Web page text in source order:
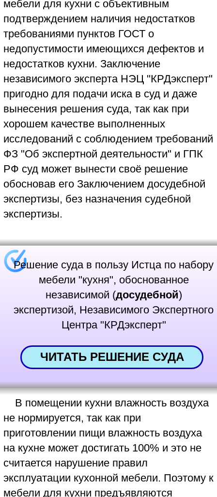
на кухне может достигать 100% и это не
считается нарушение правил
эксплуатации кухонной мебели. Поэтому к
мебели для кухни предъявляются
повышенные требования к
влагостойкости её элементов, а в месте
нахождения плиты или духового шкафа
добавляются требования к стойкости
отдельных элементов кухни (особенно
столешницы) к воздействию повышенных
температур. От качества изготовления
столешницы, качества её монтажа
зависит удобство приготовления пищи на
кухне, а если столешница каменная
(изготовлена из натурального камня
полностью или из искусственного камня с
применением акриловых смол) -
стоимостью всего кухонного гарнитура.
При возникновении в каменной
Экспертного Центра "КРДэксперт"
сделает товароведческую экспертизу
качества изготовления кухонной
столешницы. Независимая экспертиза
Центра "КРДэксперт" выяснит причину
возникновения недостатков: это
производственный брак, проявившийся
во время эксплуатации столешницы,
дефекты монтажа или эксплуатационные
ненадлежащем использовании мебели
(столешницы).
ЧИТАТЬ ОПРЕДЕЛЕНИЕ СУДА
Апелляционное определение
Краснодарского краевого суда по
кухонному гарнитуру в пользу Истца
обоснованное судебной экспертизой
Независимого Экспертного Центра
"КРДэксперт"